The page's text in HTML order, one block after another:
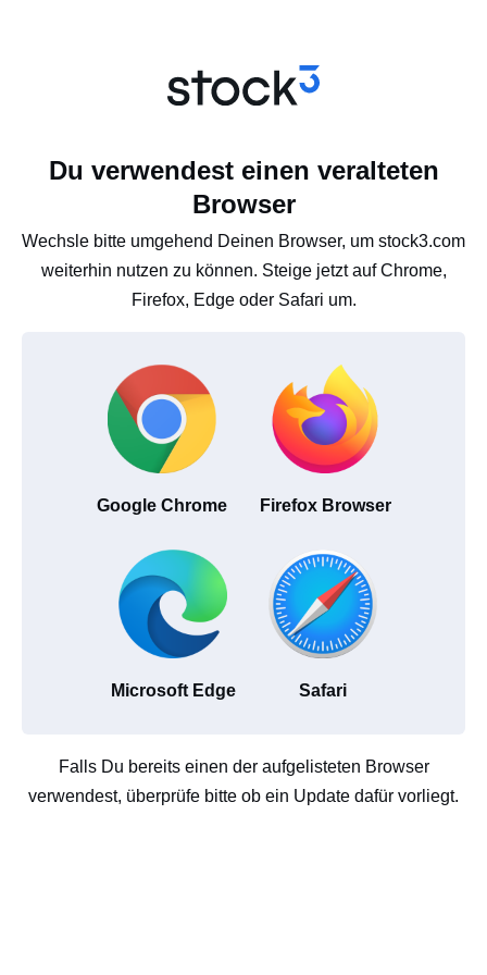
Du verwendest einen veralteten
Browser
Wechsle bitte umgehend Deinen Browser, um stock3.com
weiterhin nutzen zu können. Steige jetzt auf Chrome,
Firefox, Edge oder Safari um.
Google Chrome Firefox Browser
Microsoft Edge Safari
Falls Du bereits einen der aufgelisteten Browser
verwendest, überprüfe bitte ob ein Update dafür vorliegt.